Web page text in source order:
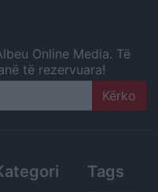
Online Media. Të
të rezervuara!
Tags